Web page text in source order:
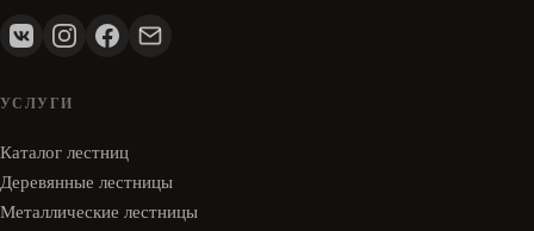
УСЛУГИ
Каталог лестниц
Деревянные лестницы
Металлические лестницы